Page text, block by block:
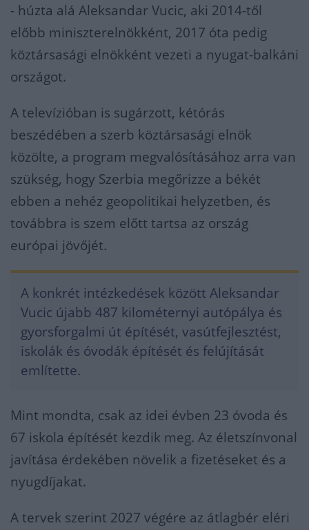
- húzta alá Aleksandar Vucic, aki 2014-től
előbb miniszterelnökként, 2017 óta pedig
köztársasági elnökként vezeti a nyugat-balkáni
országot.
A televízióban is sugárzott, kétórás
beszédében a szerb köztársasági elnök
közölte, a program megvalósításához arra van
szükség, hogy Szerbia megőrizze a békét
ebben a nehéz geopolitikai helyzetben, és
továbbra is szem előtt tartsa az ország
európai jövőjét.
A konkrét intézkedések között Aleksandar
Vucic újabb 487 kilométernyi autópálya és
gyorsforgalmi út építését, vasútfejlesztést,
iskolák és óvodák építését és felújítását
említette.
Mint mondta, csak az idei évben 23 óvoda és
67 iskola építését kezdik meg. Az életszínvonal
javítása érdekében növelik a fizetéseket és a
nyugdíjakat.
A tervek szerint 2027 végére az átlagbér eléri